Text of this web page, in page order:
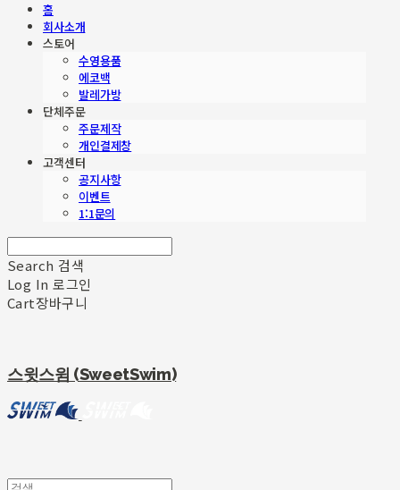
홈
회사소개
스토어
수영용품
에코백
발레가방
단체주문
주문제작
개인결제창
고객센터
공지사항
이벤트
1:1문의
Search 검색
Log In 로그인
Cart장바구니
스윗스윔 (SweetSwim)